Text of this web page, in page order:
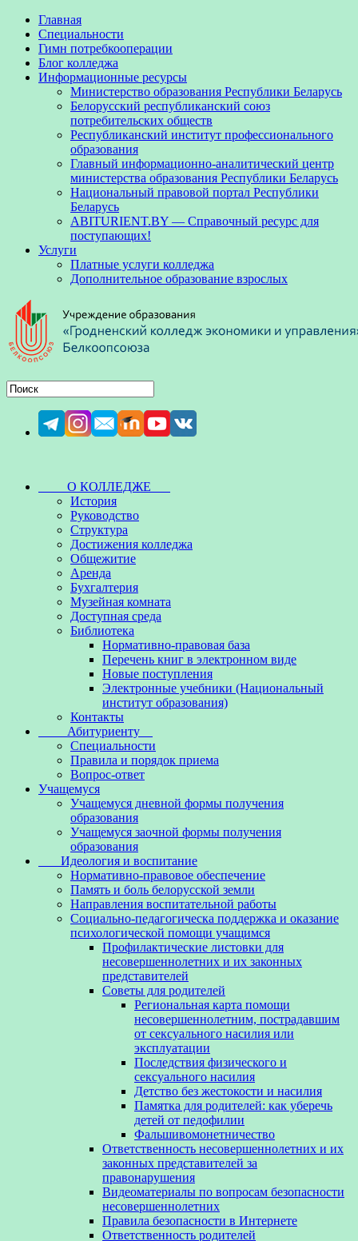
Главная
Специальности
Гимн потребкооперации
Блог колледжа
Информационные ресурсы
Министерство образования Республики Беларусь
Белорусский республиканский союз
потребительских обществ
Республиканский институт профессионального
образования
Главный информационно-аналитический центр
министерства образования Республики Беларусь
Национальный правовой портал Республики
Беларусь
ABITURIENT.BY — Справочный ресурс для
поступающих!
Услуги
Платные услуги колледжа
Дополнительное образование взрослых
О КОЛЛЕДЖЕ
История
Руководство
Структура
Достижения колледжа
Общежитие
Аренда
Бухгалтерия
Музейная комната
Доступная среда
Библиотека
Нормативно-правовая база
Перечень книг в электронном виде
Новые поступления
Электронные учебники (Национальный
институт образования)
Контакты
Абитуриенту
Специальности
Правила и порядок приема
Вопрос-ответ
Учащемуся
Учащемуся дневной формы получения
образования
Учащемуся заочной формы получения
образования
Идеология и воспитание
Нормативно-правовое обеспечение
Память и боль белорусской земли
Направления воспитательной работы
Социально-педагогическа поддержка и оказание
психологической помощи учащимся
Профилактические листовки для
несовершеннолетних и их законных
представителей
Советы для родителей
Региональная карта помощи
несовершеннолетним, пострадавшим
от сексуального насилия или
эксплуатации
Последствия физического и
сексуального насилия
Детство без жестокости и насилия
Памятка для родителей: как уберечь
детей от педофилии
Фальшивомонетничество
Ответственность несовершеннолетних и их
законных представителей за
правонарушения
Видеоматериалы по вопросам безопасности
несовершеннолетних
Правила безопасности в Интернете
Ответственность родителей